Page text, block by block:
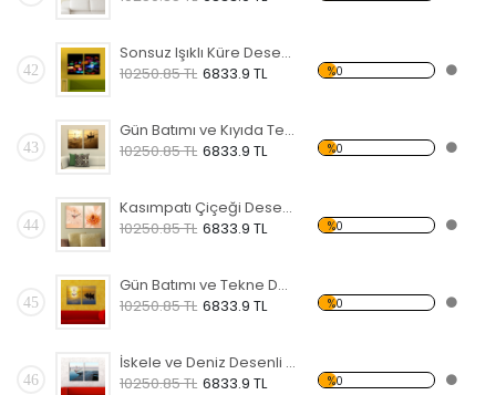
42
Sonsuz Işıklı Küre Desenli Kanvas Saat
10250.85 TL 6833.9 TL %0
43
Gün Batımı ve Kıyıda Tekne Desenli Kanvas Saat
10250.85 TL 6833.9 TL %0
44
Kasımpatı Çiçeği Desenli Kanvas Saat
10250.85 TL 6833.9 TL %0
45
Gün Batımı ve Tekne Desenli Kanvas Saat
10250.85 TL 6833.9 TL %0
46
İskele ve Deniz Desenli Kanvas Saat
10250.85 TL 6833.9 TL %0